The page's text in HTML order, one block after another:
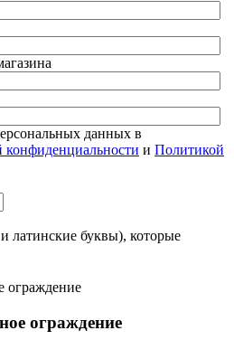
данных в
конфиденциальности и Политикой
латинские буквы), которые
ограждение